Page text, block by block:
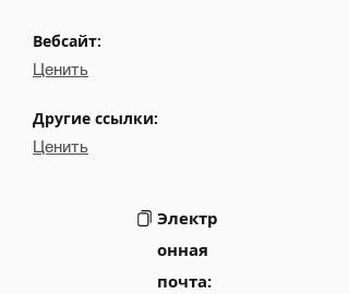
Вебсайт:
Ценить
Другие ссылки:
Ценить
Электр
онная
почта: